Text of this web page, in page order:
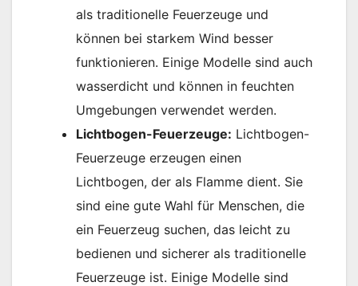
als traditionelle Feuerzeuge und
können bei starkem Wind besser
funktionieren. Einige Modelle sind auch
wasserdicht und können in feuchten
Umgebungen verwendet werden.
Lichtbogen-Feuerzeuge: Lichtbogen-
Feuerzeuge erzeugen einen
Lichtbogen, der als Flamme dient. Sie
sind eine gute Wahl für Menschen, die
ein Feuerzeug suchen, das leicht zu
bedienen und sicherer als traditionelle
Feuerzeuge ist. Einige Modelle sind